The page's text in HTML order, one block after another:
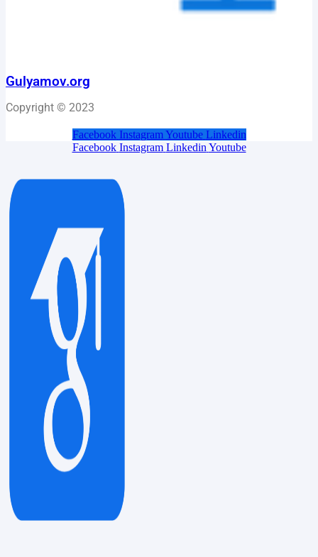
Gulyamov.org
Copyright © 2023
Facebook Instagram Youtube Linkedin
Facebook Instagram Linkedin Youtube